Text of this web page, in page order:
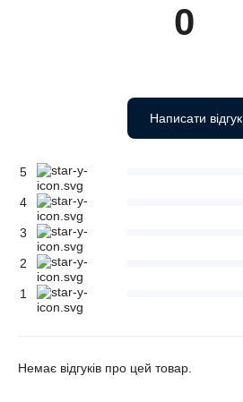
0
Написати відгук
5
4
3
2
1
Немає відгуків про цей товар.